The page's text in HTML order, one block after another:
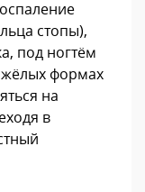
стопы),
под ногтём
формах
на
в